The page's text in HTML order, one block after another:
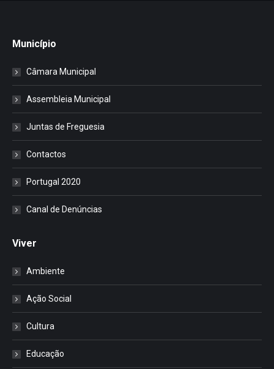
Município
Câmara Municipal
Assembleia Municipal
Juntas de Freguesia
Contactos
Portugal 2020
Canal de Denúncias
Viver
Ambiente
Ação Social
Cultura
Educação